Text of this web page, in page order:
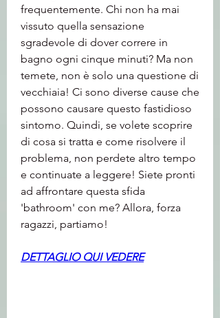
frequentemente. Chi non ha mai
vissuto quella sensazione
sgradevole di dover correre in
bagno ogni cinque minuti? Ma non
temete, non è solo una questione di
vecchiaia! Ci sono diverse cause che
possono causare questo fastidioso
sintomo. Quindi, se volete scoprire
di cosa si tratta e come risolvere il
problema, non perdete altro tempo
e continuate a leggere! Siete pronti
ad affrontare questa sfida
'bathroom' con me? Allora, forza
ragazzi, partiamo!
DETTAGLIO QUI VEDERE